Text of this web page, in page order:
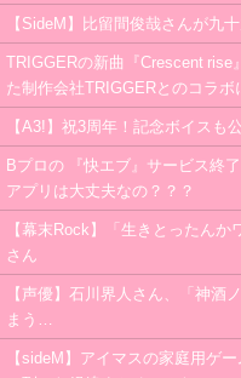
【SideM】比留間俊哉さんが九
TRIGGERの新曲『Crescent
た制作会社TRIGGERとのコラ
【A3!】祝3周年！記念ボイス
Bプロの 『快エブ』サービス終
アプリは大丈夫なの？？？
【幕末Rock】「生きとったん
さん
【声優】石川界人さん、「神酒
まう…
【sideM】アイマスの家庭用ゲ